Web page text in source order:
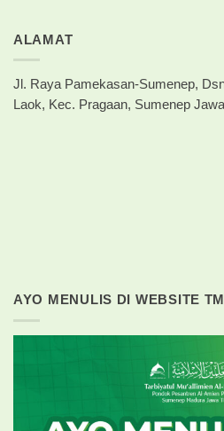
ALAMAT
Jl. Raya Pamekasan-Sumenep,
Laok, Kec. Pragaan, Sumenep
AYO MENULIS DI WEBSITE TMI